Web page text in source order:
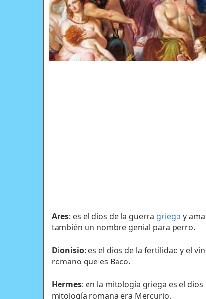
Ares: es el dios de la guerra griego y
también un nombre genial para perro.
Dionisio: es el dios de la fertilidad y el
romano que es Baco.
Hermes: en la mitología griega es el
mitología romana era Mercurio.